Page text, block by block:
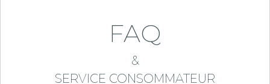
FAQ
&
SERVICE CONSOMMATEUR